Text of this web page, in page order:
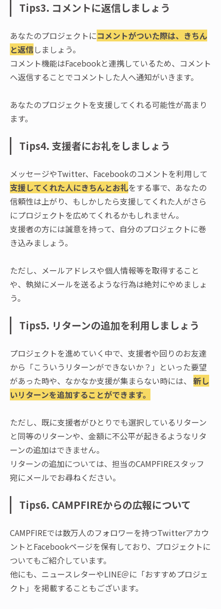
Tips3. コメントに返信しましょう
あなたのプロジェクトにコメントがついた際は、きちん
と返信しましょう。
コメント機能はFacebookと連携しているため、コメント
へ返信することでコメントした人へ通知がいきます。
あなたのプロジェクトを支援してくれる可能性が高まり
ます。
Tips4. 支援者にお礼をしましょう
メッセージやTwitter、Facebookのコメントを利用して
支援してくれた人にきちんとお礼をする事で、あなたの
信頼性は上がり、もしかしたら支援してくれた人がさら
にプロジェクトを広めてくれるかもしれません。
支援者の方には誠意を持って、自分のプロジェクトに巻
き込みましょう。
ただし、メールアドレスや個人情報等を取得すること
や、執拗にメールを送るような行為は絶対にやめましょ
う。
Tips5. リターンの追加を利用しましょう
プロジェクトを進めていく中で、支援者や回りのお友達
から「こういうリターンができないか？」といった要望
があった時や、なかなか支援が集まらない時には、 新し
いリターンを追加することができます。
ただし、既に支援者がひとりでも選択しているリターン
と同等のリターンや、金額に不公平が起きるようなリタ
ーンの追加はできません。
リターンの追加については、担当のCAMPFIREスタッフ
宛にメールでお尋ねください。
Tips6. CAMPFIREからの広報について
CAMPFIREでは数万人のフォロワーを持つTwitterアカウ
ントとFacebookページを保有しており、プロジェクトに
ついてもご紹介しています。
他にも、ニュースレターやLINE＠に「おすすめプロジェ
クト」を掲載することもございます。